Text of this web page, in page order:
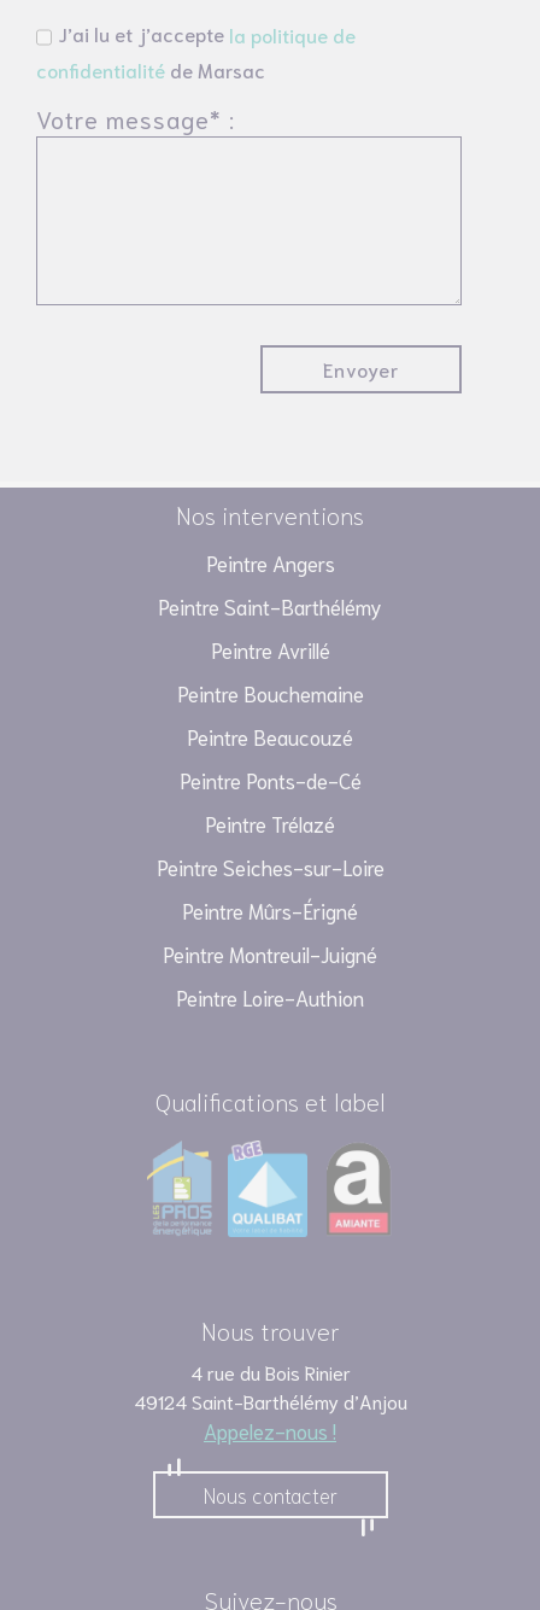
J’ai lu et j’accepte la politique de
confidentialité de Marsac
Votre message* :
Nos interventions
Peintre Angers
Peintre Saint-Barthélémy
Peintre Avrillé
Peintre Bouchemaine
Peintre Beaucouzé
Peintre Ponts-de-Cé
Peintre Trélazé
Peintre Seiches-sur-Loire
Peintre Mûrs-Érigné
Peintre Montreuil-Juigné
Peintre Loire-Authion
Qualifications et label
Nous trouver
4 rue du Bois Rinier
49124 Saint-Barthélémy d’Anjou
Appelez-nous !
Nous contacter
Suivez-nous